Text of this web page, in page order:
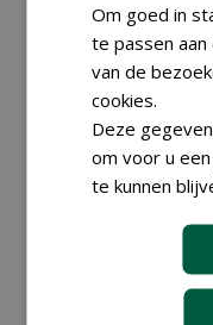
Om goed in
te passen
van de
cookies.
Deze
om voor u
te kunnen